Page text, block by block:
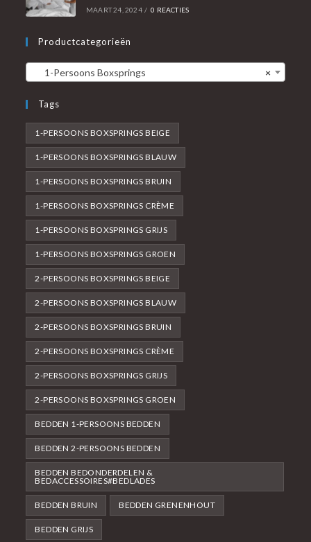
MAART 24, 2024 / 0 REACTIES
Productcategorieën
×
1-Persoons Boxsprings
Tags
1-PERSOONS BOXSPRINGS BEIGE
1-PERSOONS BOXSPRINGS BLAUW
1-PERSOONS BOXSPRINGS BRUIN
1-PERSOONS BOXSPRINGS CRÈME
1-PERSOONS BOXSPRINGS GRIJS
1-PERSOONS BOXSPRINGS GROEN
2-PERSOONS BOXSPRINGS BEIGE
2-PERSOONS BOXSPRINGS BLAUW
2-PERSOONS BOXSPRINGS BRUIN
2-PERSOONS BOXSPRINGS CRÈME
2-PERSOONS BOXSPRINGS GRIJS
2-PERSOONS BOXSPRINGS GROEN
BEDDEN 1-PERSOONS BEDDEN
BEDDEN 2-PERSOONS BEDDEN
BEDDEN BEDONDERDELEN &
BEDACCESSOIRES#BEDLADES
BEDDEN BRUIN BEDDEN GRENENHOUT
BEDDEN GRIJS